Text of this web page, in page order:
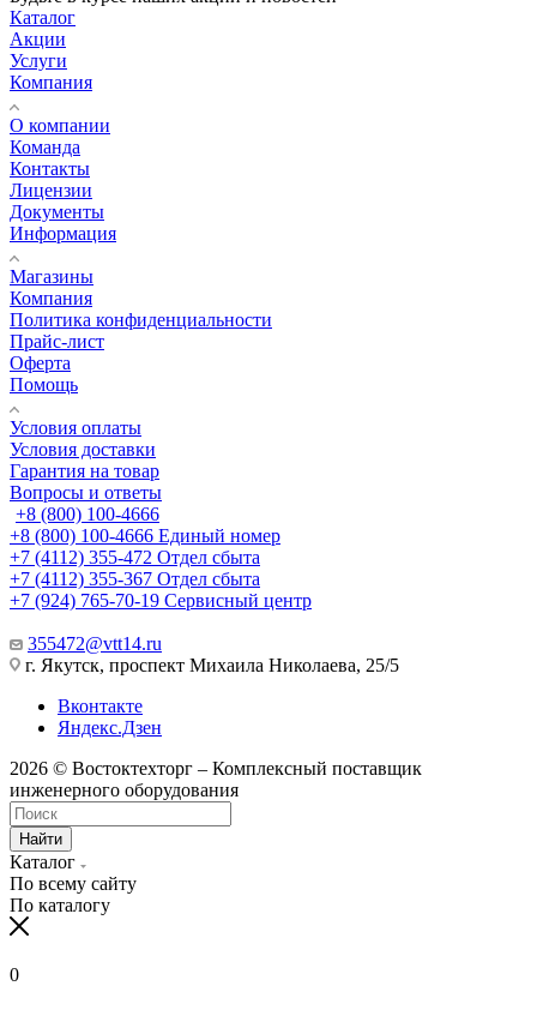
Каталог
Акции
Услуги
Компания
О компании
Команда
Контакты
Лицензии
Документы
Информация
Магазины
Компания
Политика конфиденциальности
Прайс-лист
Оферта
Помощь
Условия оплаты
Условия доставки
Гарантия на товар
Вопросы и ответы
+8 (800) 100-4666
+8 (800) 100-4666 Единый номер
+7 (4112) 355-472 Отдел сбыта
+7 (4112) 355-367 Отдел сбыта
+7 (924) 765-70-19 Сервисный центр
355472@vtt14.ru
г. Якутск, проспект Михаила Николаева, 25/5
Вконтакте
Яндекс.Дзен
2026 © Востоктехторг – Комплексный поставщик
инженерного оборудования
Найти
Каталог
По всему сайту
По каталогу
0